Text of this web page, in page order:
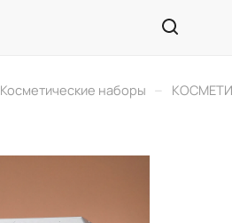
Косметические наборы –